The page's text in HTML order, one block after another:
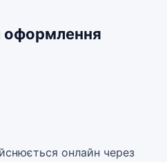
оформлення
онлайн через